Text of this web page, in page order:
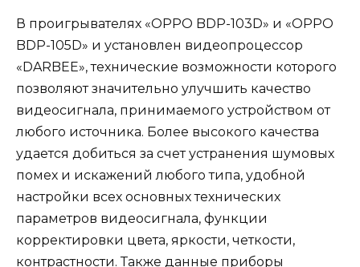
В проигрывателях «OPPO BDP-103D» и «OPPO
BDP-105D» и установлен видеопроцессор
«DARBEE», технические возможности которого
позволяют значительно улучшить качество
видеосигнала, принимаемого устройством от
любого источника. Более высокого качества
удается добиться за счет устранения шумовых
помех и искажений любого типа, удобной
настройки всех основных технических
параметров видеосигнала, функции
корректировки цвета, яркости, четкости,
контрастности. Также данные приборы